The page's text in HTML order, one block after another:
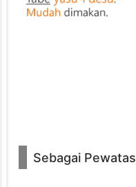
Sebagai Pewatas